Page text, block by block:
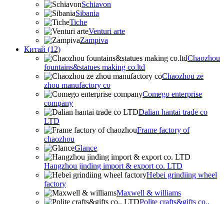
Schiavon
Sibania
Tiche
Venturi arte
Zampiva
Китай (12)
Chaozhou
fountains&statues making co.ltd
Chaozhou ze
zhou manufactory co
Comego enterprise
company
Dalian hantai trade co
LTD
Frame factory of
chaozhou
Glance
Hangzhou jinding import & export co. LTD
Hebei grindiing wheel
factory
Maxwell & williams
Polite crafts&gifts co.,